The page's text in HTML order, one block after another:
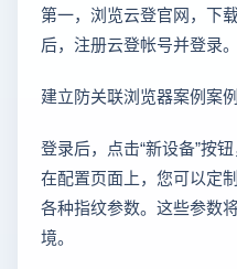
第一，浏览云登官网，下
后，注册云登帐号并登录。
建立防关联浏览器案例案例
登录后，点击“新设备”按
在配置页面上，您可以定
各种指纹参数。这些参数
境。